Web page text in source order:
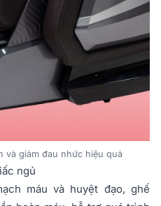
và giảm đau nhức hiệu quả
ngủ
máu và huyệt đạo, ghế